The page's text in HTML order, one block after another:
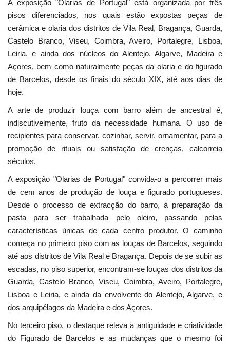
A exposição "Olarias de Portugal" está organizada por três
pisos diferenciados, nos quais estão expostas peças de
cerâmica e olaria dos distritos de Vila Real, Bragança, Guarda,
Castelo Branco, Viseu, Coimbra, Aveiro, Portalegre, Lisboa,
Leiria, e ainda dos núcleos do Alentejo, Algarve, Madeira e
Açores, bem como naturalmente peças da olaria e do figurado
de Barcelos, desde os finais do século XIX, até aos dias de
hoje.
A arte de produzir louça com barro além de ancestral é,
indiscutivelmente, fruto da necessidade humana. O uso de
recipientes para conservar, cozinhar, servir, ornamentar, para a
promoção de rituais ou satisfação de crenças, calcorreia
séculos.
A exposição "Olarias de Portugal" convida-o a percorrer mais
de cem anos de produção de louça e figurado portugueses.
Desde o processo de extracção do barro, à preparação da
pasta para ser trabalhada pelo oleiro, passando pelas
características únicas de cada centro produtor. O caminho
começa no primeiro piso com as louças de Barcelos, seguindo
até aos distritos de Vila Real e Bragança. Depois de se subir as
escadas, no piso superior, encontram-se louças dos distritos da
Guarda, Castelo Branco, Viseu, Coimbra, Aveiro, Portalegre,
Lisboa e Leiria, e ainda da envolvente do Alentejo, Algarve, e
dos arquipélagos da Madeira e dos Açores.
No terceiro piso, o destaque releva a antiguidade e criatividade
do Figurado de Barcelos e as mudanças que o mesmo foi